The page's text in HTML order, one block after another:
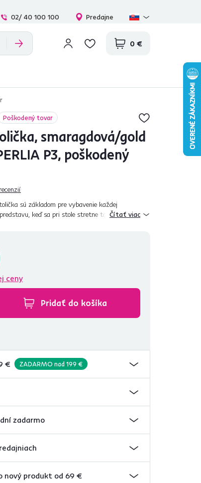
02/ 40 100 100 Predajne
0 €
Poškodený tovar
smaragdová/gold
P3, poškodený
recenzií
sú základom pre vybavenie každej
keď sa pri stole stretne takmer celá
Čítať viac
ceny
Pridať do košíka
€ ZADARMO nad 199 €
zadarmo
nový produkt od 69 €